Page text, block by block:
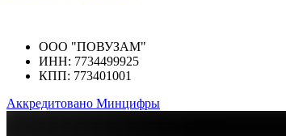
ООО "ПОВУЗАМ"
ИНН: 7734499925
КПП: 773401001
Аккредитовано Минцифры